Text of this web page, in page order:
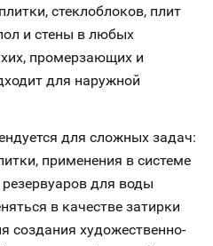
стеклоблоков, плит
и стены в любых
промерзающих и
для наружной
для сложных задач:
применения в системе
для воды
в качестве затирки
создания художественно-